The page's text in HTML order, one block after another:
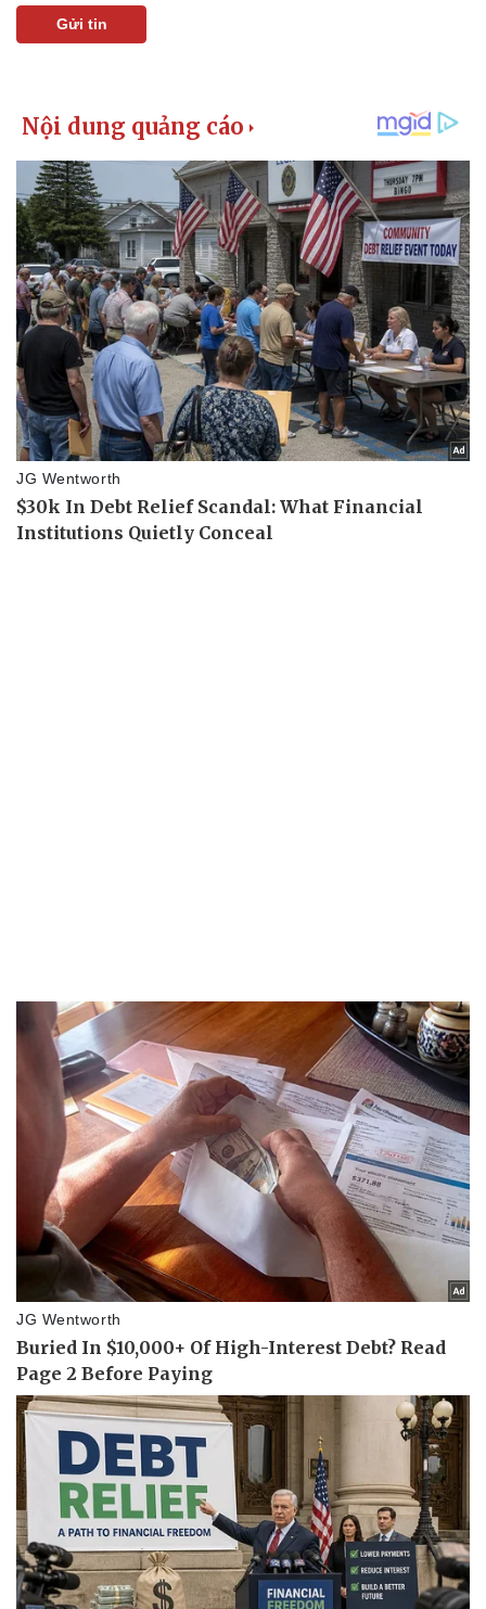
Tin nóng
Tư vấn luật
Việt Nam
Phân tích
Gửi tin